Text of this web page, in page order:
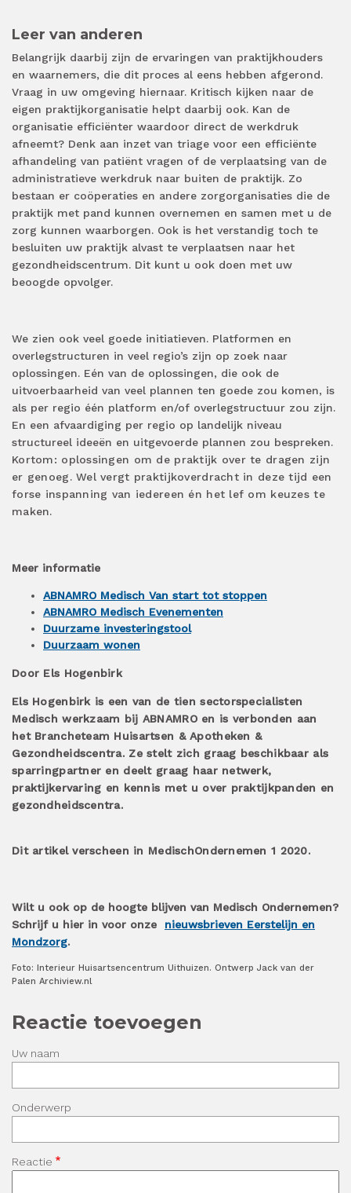
Leer van anderen
Belangrijk daarbij zijn de ervaringen van praktijkhouders
en waarnemers, die dit proces al eens hebben afgerond.
Vraag in uw omgeving hiernaar. Kritisch kijken naar de
eigen praktijkorganisatie helpt daarbij ook. Kan de
organisatie efficiënter waardoor direct de werkdruk
afneemt? Denk aan inzet van triage voor een efficiënte
afhandeling van patiënt vragen of de verplaatsing van de
administratieve werkdruk naar buiten de praktijk. Zo
bestaan er coöperaties en andere zorgorganisaties die de
praktijk met pand kunnen overnemen en samen met u de
zorg kunnen waarborgen. Ook is het verstandig toch te
besluiten uw praktijk alvast te verplaatsen naar het
gezondheidscentrum. Dit kunt u ook doen met uw
beoogde opvolger.
We zien ook veel goede initiatieven. Platformen en
overlegstructuren in veel regio’s zijn op zoek naar
oplossingen. Eén van de oplossingen, die ook de
uitvoerbaarheid van veel plannen ten goede zou komen, is
als per regio één platform en/of overlegstructuur zou zijn.
En een afvaardiging per regio op landelijk niveau
structureel ideeën en uitgevoerde plannen zou bespreken.
Kortom: oplossingen om de praktijk over te dragen zijn
er genoeg. Wel vergt praktijkoverdracht in deze tijd een
forse inspanning van iedereen én het lef om keuzes te
maken.
Meer informatie
ABNAMRO Medisch Van start tot stoppen
ABNAMRO Medisch Evenementen
Duurzame investeringstool
Duurzaam wonen
Door Els Hogenbirk
Els Hogenbirk is een van de tien sectorspecialisten
Medisch werkzaam bij ABNAMRO en is verbonden aan
het Brancheteam Huisartsen & Apotheken &
Gezondheidscentra. Ze stelt zich graag beschikbaar als
sparringpartner en deelt graag haar netwerk,
praktijkervaring en kennis met u over praktijkpanden en
gezondheidscentra.
Dit artikel verscheen in MedischOndernemen 1 2020.
Wilt u ook op de hoogte blijven van Medisch Ondernemen?
Schrijf u hier in voor onze nieuwsbrieven Eerstelijn en
Mondzorg.
Foto: Interieur Huisartsencentrum Uithuizen. Ontwerp Jack van der
Palen Archiview.nl
Reactie toevoegen
Uw naam
Onderwerp
Reactie